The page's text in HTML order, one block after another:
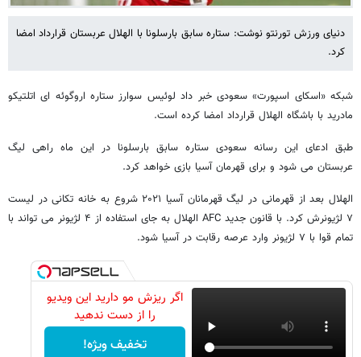
دنیای ورزش تورنتو نوشت: ستاره سابق بارسلونا با الهلال عربستان قرارداد امضا
کرد.
شبکه «اسکای اسپورت» سعودی خبر داد لوئیس سوارز ستاره اروگوئه ای اتلتیکو
مادرید با باشگاه الهلال قرارداد امضا کرده است.
طبق ادعای این رسانه سعودی ستاره سابق بارسلونا در این ماه راهی لیگ
عربستان می شود و برای قهرمان آسیا بازی خواهد کرد.
الهلال بعد از قهرمانی در لیگ قهرمانان آسیا ۲۰۲۱ شروع به خانه تکانی در لیست
۷ لژیونرش کرد. با قانون جدید AFC الهلال به جای استفاده از ۴ لژیونر می تواند با
تمام قوا با ۷ لژیونر وارد عرصه رقابت در آسیا شود.
اگر ریزش مو دارید این ویدیو
را از دست ندهید
تخفیف ویژه!